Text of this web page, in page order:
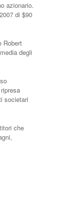
azionario.
di $90
Robert
degli
societari
che